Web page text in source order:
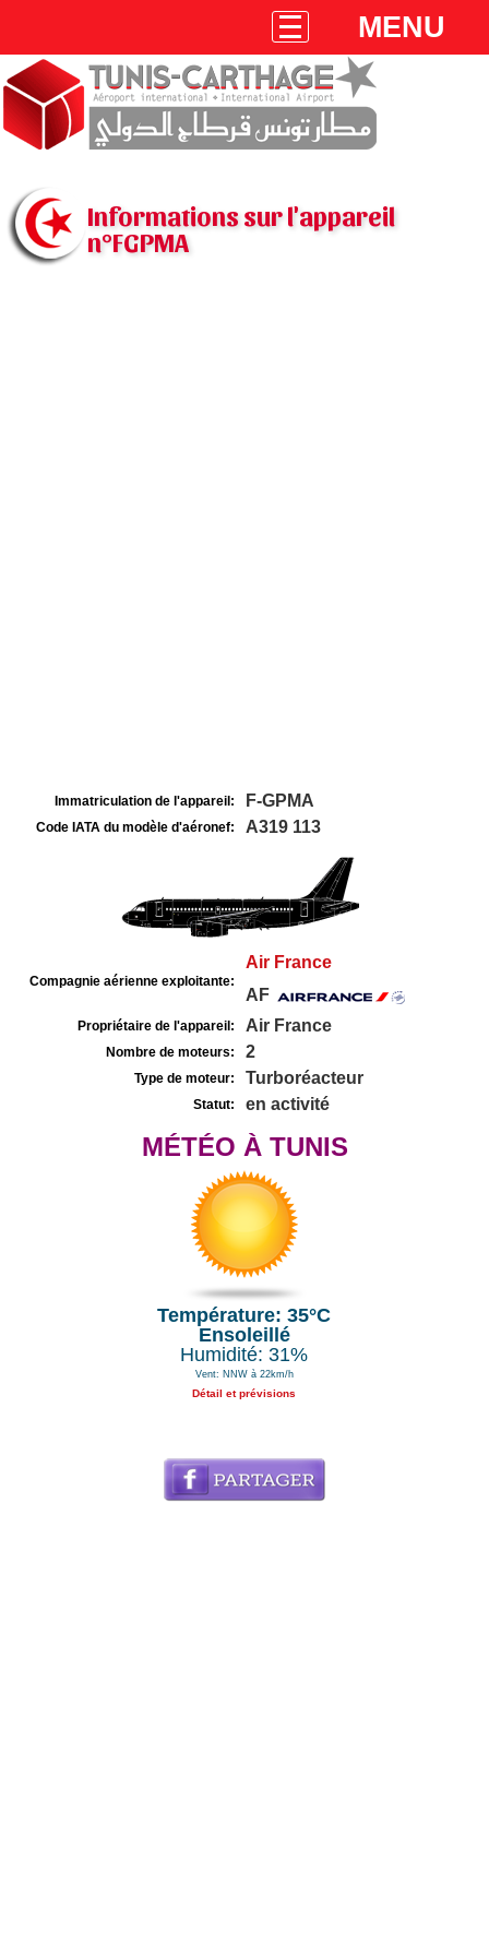
MENU
Informations sur l'appareil
n°FGPMA
Immatriculation de l'appareil: F-GPMA
Code IATA du modèle d'aéronef: A319 113
Compagnie aérienne exploitante:
Air France
AF
Propriétaire de l'appareil: Air France
Nombre de moteurs: 2
Type de moteur: Turboréacteur
Statut: en activité
MÉTÉO À TUNIS
Température: 35°C
Ensoleillé
Humidité: 31%
Vent: NNW à 22km/h
Détail et prévisions